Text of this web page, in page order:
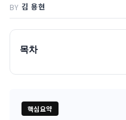
BY 김 용현
목차
핵심요약